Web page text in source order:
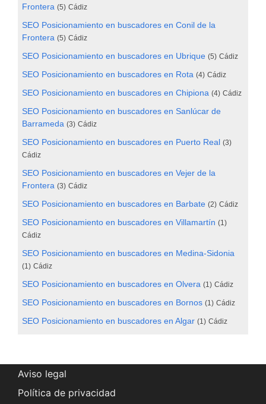
Frontera (5) Cádiz
SEO Posicionamiento en buscadores en Conil de la
Frontera (5) Cádiz
SEO Posicionamiento en buscadores en Ubrique (5) Cádiz
SEO Posicionamiento en buscadores en Rota (4) Cádiz
SEO Posicionamiento en buscadores en Chipiona (4) Cádiz
SEO Posicionamiento en buscadores en Sanlúcar de
Barrameda (3) Cádiz
SEO Posicionamiento en buscadores en Puerto Real (3)
Cádiz
SEO Posicionamiento en buscadores en Vejer de la
Frontera (3) Cádiz
SEO Posicionamiento en buscadores en Barbate (2) Cádiz
SEO Posicionamiento en buscadores en Villamartín (1)
Cádiz
SEO Posicionamiento en buscadores en Medina-Sidonia
(1) Cádiz
SEO Posicionamiento en buscadores en Olvera (1) Cádiz
SEO Posicionamiento en buscadores en Bornos (1) Cádiz
SEO Posicionamiento en buscadores en Algar (1) Cádiz
Aviso legal
Política de privacidad